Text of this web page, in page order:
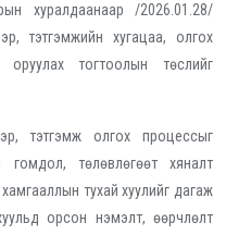
хуралдаанаар /2026.01.28/
тэтгэмжийн хугацаа, олгох
тогтоолын төслийг
тэтгэмж олгох процессыг
гомдол, төлөвлөгөөт хяналт
хамгааллын тухай хуулийг дагаж
орсон нэмэлт, өөрчлөлт